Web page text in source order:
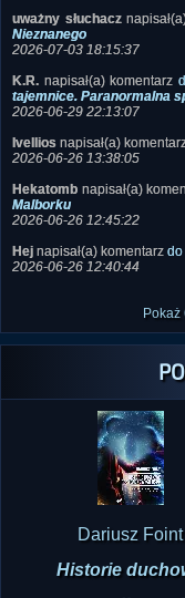
K.R.napisał(a) komentarz
tajemnice. Paranormalna
Ivelliosnapisał(a)
2026-06-26 13:38:05
Hekatombnapisał(a)
Malborku
Hejnapisał(a) komentarz
2026-06-26 12:40:44
Dariusz Foint
Historie